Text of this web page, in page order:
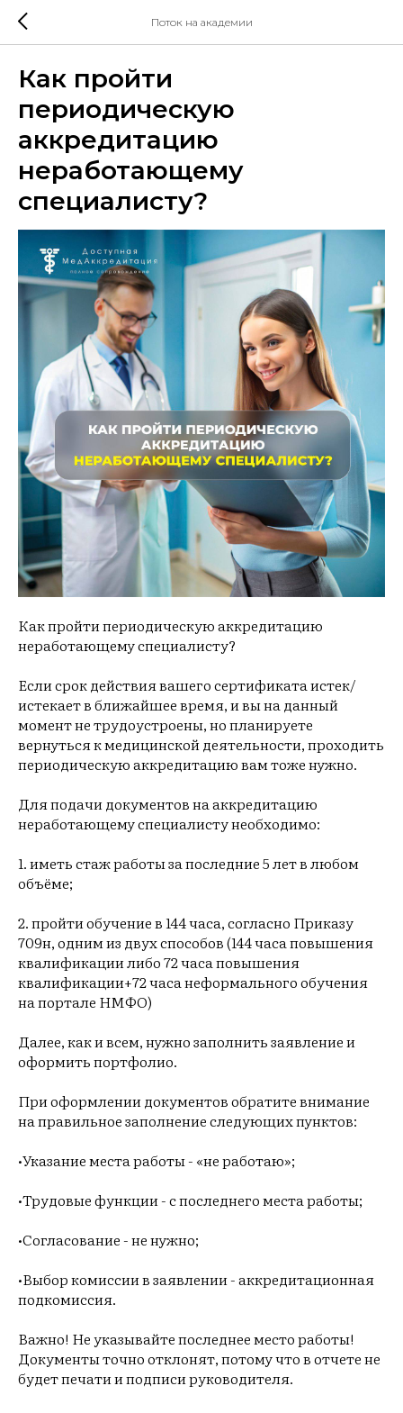
Поток на академии
Как пройти
периодическую
аккредитацию
неработающему
специалисту?
Как пройти периодическую аккредитацию
неработающему специалисту?
Если срок действия вашего сертификата истек/
истекает в ближайшее время, и вы на данный
момент не трудоустроены, но планируете
вернуться к медицинской деятельности, проходить
периодическую аккредитацию вам тоже нужно.
Для подачи документов на аккредитацию
неработающему специалисту необходимо:
1. иметь стаж работы за последние 5 лет в любом
объёме;
2. пройти обучение в 144 часа, согласно Приказу
709н, одним из двух способов (144 часа повышения
квалификации либо 72 часа повышения
квалификации+72 часа неформального обучения
на портале НМФО)
Далее, как и всем, нужно заполнить заявление и
оформить портфолио.
При оформлении документов обратите внимание
на правильное заполнение следующих пунктов:
•Указание места работы - «не работаю»;
•Трудовые функции - с последнего места работы;
•Согласование - не нужно;
•Выбор комиссии в заявлении - аккредитационная
подкомиссия.
Важно! Не указывайте последнее место работы!
Документы точно отклонят, потому что в отчете не
будет печати и подписи руководителя.